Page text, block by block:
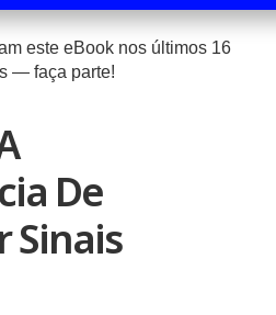
este eBook nos últimos 16
— faça parte!
De
Sinais